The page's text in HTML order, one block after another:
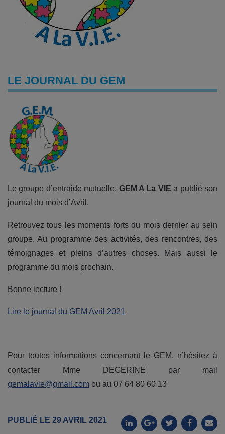
LE JOURNAL DU GEM
Le groupe d’entraide mutuelle, GEM A La VIE a publié son
journal du mois d’Avril.
Retrouvez tous les moments forts du mois dernier au sein
groupe. Au programme des activités, des rencontres, des
témoignages et pleins d’autres choses. Mais aussi le
programme du mois prochain.
Bonne lecture !
Lire le journal du GEM Avril 2021
Pour toutes informations concernant le GEM, n’hésitez à
contacter Mme DEGERINE par mail
gemalavie@gmail.com ou au 07 64 80 60 13
PUBLIÉ LE 29 AVRIL 2021